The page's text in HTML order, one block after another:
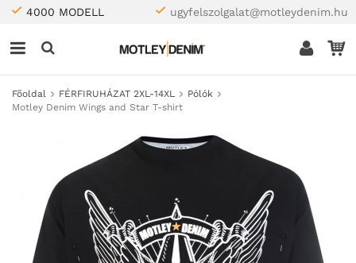
4000 MODELL ugyfelszolgalat@motleydenim.hu
Főoldal FÉRFIRUHÁZAT 2XL-14XL
Pólók
Motley Denim Wings and Star T-shirt